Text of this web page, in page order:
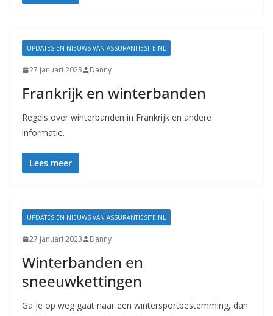
UPDATES EN NIEUWS VAN ASSURANTIESITE.NL
27 januari 2023 Danny
Frankrijk en winterbanden
Regels over winterbanden in Frankrijk en andere
informatie.
Lees meer
UPDATES EN NIEUWS VAN ASSURANTIESITE.NL
27 januari 2023 Danny
Winterbanden en
sneeuwkettingen
Ga je op weg gaat naar een wintersportbestemming, dan